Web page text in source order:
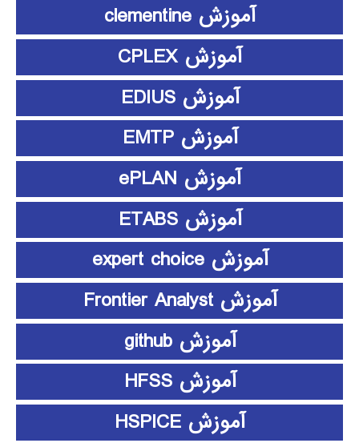
آموزش clementine
آموزش CPLEX
آموزش EDIUS
آموزش EMTP
آموزش ePLAN
آموزش ETABS
آموزش expert choice
آموزش Frontier Analyst
آموزش github
آموزش HFSS
آموزش HSPICE